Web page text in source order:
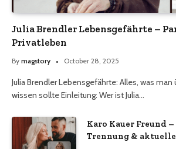
Julia Brendler Lebensgefährte –
Privatleben
By magstory October 28, 2025
Julia Brendler Lebensgefährte: Alles, was man
wissen sollte Einleitung: Wer ist Julia…
Karo Kauer Freund –
Trennung &